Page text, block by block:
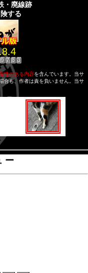
・廃線跡
する
性のある内容を含んでいます。当サ
合も、作者は責を負いません。当サ
ー